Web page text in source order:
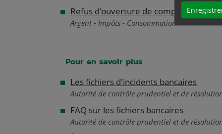
Refus d'ouverture de compte bancaire
Argent - Impôts - Consommation
Pour en savoir plus
Les fichiers d'incidents bancaires
Autorité de contrôle prudentiel et de résolution
FAQ sur les fichiers bancaires
Autorité de contrôle prudentiel et de résolution